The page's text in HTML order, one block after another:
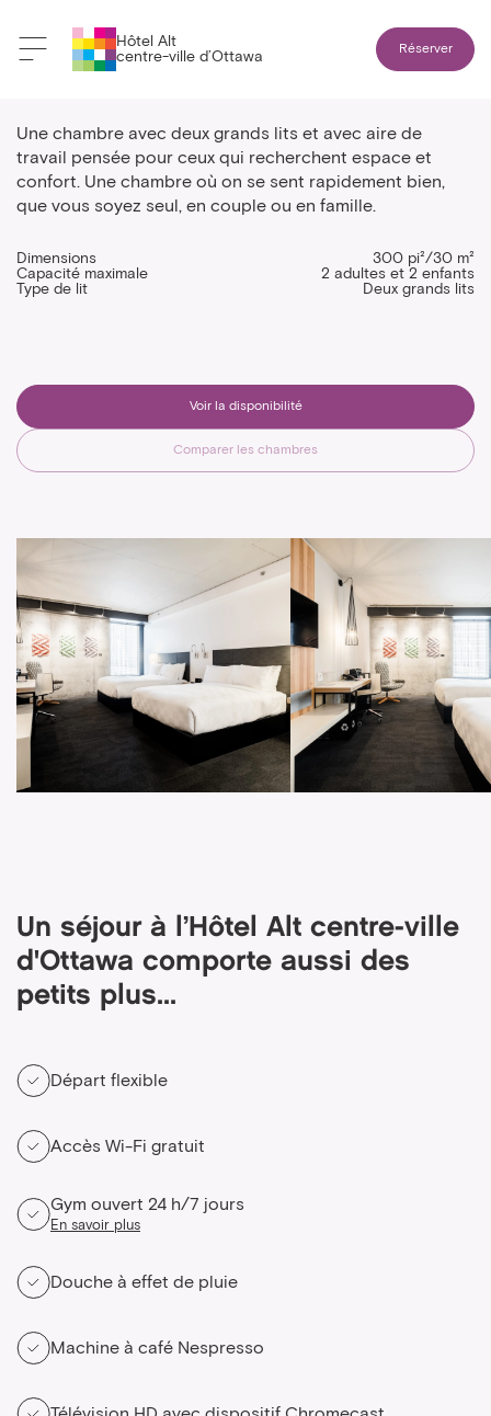
Hôtel Alt
centre-ville d’Ottawa
Réserver
Une chambre avec deux grands lits et avec aire de
travail pensée pour ceux qui recherchent espace et
confort. Une chambre où on se sent rapidement bien,
que vous soyez seul, en couple ou en famille.
Dimensions
300 pi²/30 m²
Capacité maximale
2 adultes et 2 enfants
Type de lit
Deux grands lits
Comparer les chambres
Voir la disponibilité
Un séjour à l’Hôtel Alt centre-ville
d'Ottawa comporte aussi des
petits plus...
Départ flexible
Accès Wi-Fi gratuit
Gym ouvert 24 h/7 jours
En savoir plus
Douche à effet de pluie
Machine à café Nespresso